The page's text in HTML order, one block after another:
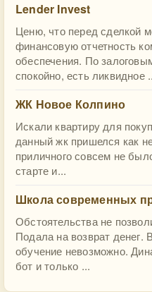
Lender Invest
Ценю, что перед сделкой
финансовую отчетность
обеспечения. По
спокойно, есть ликвидное
ЖК Новое Колпино
Искали квартиру для
данный жк пришелся как
приличного совсем не
старте и...
Школа современных
Обстоятельства не
Подала на возврат денег.
обучение невозможно.
бот и только ...